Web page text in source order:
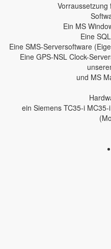
Vorraussetzung
Ein MS
Eine
Eine SMS-Serversoftware
Eine GPS-NSL Clock-
und MS
ein Siemens TC35-i